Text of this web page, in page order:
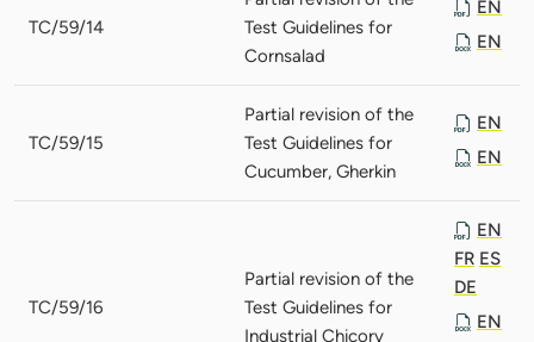
TC/59/14
Test Guidelines for
Cornsalad
EN
EN
TC/59/15
Partial revision of the
Test Guidelines for
Cucumber, Gherkin
EN
EN
TC/59/16
Partial revision of the
Test Guidelines for
Industrial Chicory
EN
FR ES
DE
EN